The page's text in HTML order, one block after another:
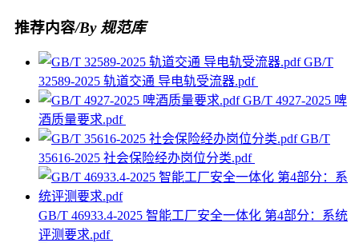
推荐内容/By 规范库
GB/T
32589-2025 轨道交通 导电轨受流器.pdf
GB/T 4927-2025 啤
酒质量要求.pdf
GB/T
35616-2025 社会保险经办岗位分类.pdf
GB/T 46933.4-2025 智能工厂安全一体化 第4部分：系统
评测要求.pdf